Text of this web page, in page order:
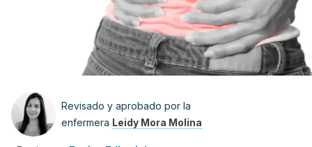
Revisado y aprobado por la
enfermera Leidy Mora Molina